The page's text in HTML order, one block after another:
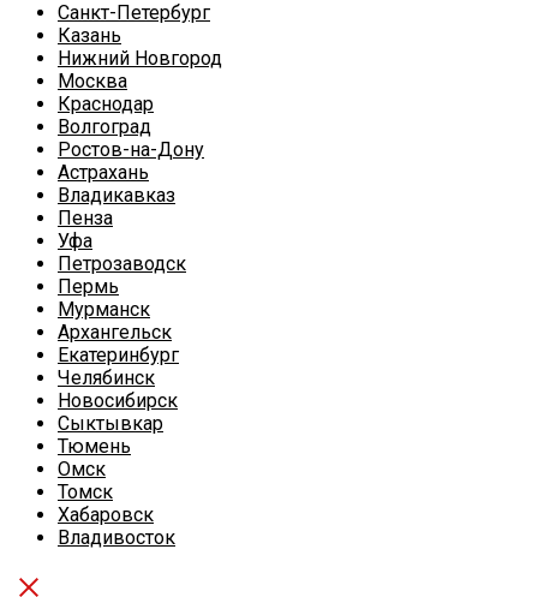
Санкт-Петербург
Казань
Нижний Новгород
Москва
Краснодар
Волгоград
Ростов-на-Дону
Астрахань
Владикавказ
Пенза
Уфа
Петрозаводск
Пермь
Мурманск
Архангельск
Екатеринбург
Челябинск
Новосибирск
Сыктывкар
Тюмень
Омск
Томск
Хабаровск
Владивосток